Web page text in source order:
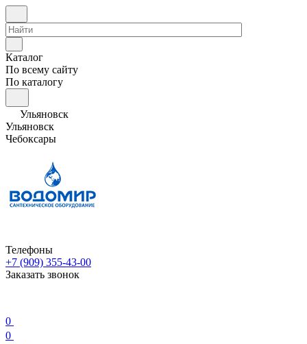
Каталог
По всему сайту
По каталогу
Ульяновск
Ульяновск
Чебоксары
Телефоны
+7 (909) 355-43-00
Заказать звонок
0
0